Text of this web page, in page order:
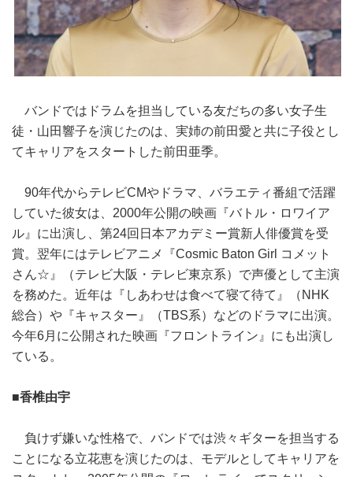
バンドではドラムを担当している友だちの多い女子生
徒・山田響子を演じたのは、実姉の前田愛と共に子役とし
てキャリアをスタートした前田亜季。
90年代からテレビCMやドラマ、バラエティ番組で活躍
していた彼女は、2000年公開の映画『バトル・ロワイア
ル』に出演し、第24回日本アカデミー賞新人俳優賞を受
賞。翌年にはテレビアニメ『Cosmic Baton Girl コメット
さん☆』（テレビ大阪・テレビ東京系）で声優として主演
を務めた。近年は『しあわせは食べて寝て待て』（NHK
総合）や『キャスター』（TBS系）などのドラマに出演。
今年6月に公開された映画『フロントライン』にも出演し
ている。
■香椎由宇
負けず嫌いな性格で、バンドでは渋々ギターを担当する
ことになる立花恵を演じたのは、モデルとしてキャリアを